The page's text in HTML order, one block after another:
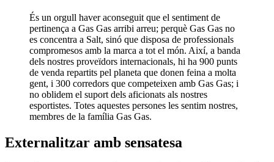
És un orgull haver aconseguit que el sentiment de
pertinença a Gas Gas arribi arreu; perquè Gas Gas no
es concentra a Salt, sinó que disposa de professionals
compromesos amb la marca a tot el món. Així, a banda
dels nostres proveïdors internacionals, hi ha 900 punts
de venda repartits pel planeta que donen feina a molta
gent, i 300 corredors que competeixen amb Gas Gas; i
no oblidem el suport dels aficionats als nostres
esportistes. Totes aquestes persones les sentim nostres,
membres de la família Gas Gas.
Externalitzar amb sensatesa